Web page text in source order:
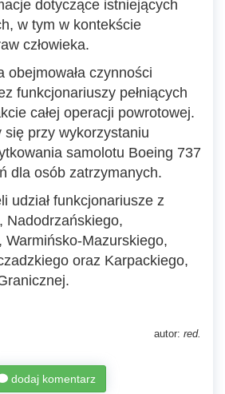
dotyczące istniejących
w tym w kontekście
człowieka.
obejmowała czynności
funkcjonariuszy pełniących
całej operacji powrotowej.
się przy wykorzystaniu
samolotu Boeing 737
dla osób zatrzymanych.
udział funkcjonariusze z
Nadodrzańskiego,
Warmińsko-Mazurskiego,
oraz Karpackiego,
autor: red.
dodaj komentarz